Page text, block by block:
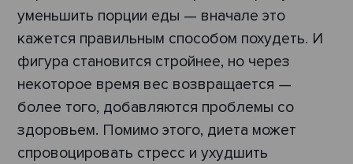
уменьшить порции еды — вначале это
кажется правильным способом похудеть. И
фигура становится стройнее, но через
некоторое время вес возвращается —
более того, добавляются проблемы со
здоровьем. Помимо этого, диета может
спровоцировать стресс и ухудшить